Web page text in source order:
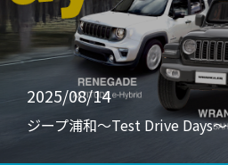
2025/08/14
ジープ浦和〜Test Drive Days〜